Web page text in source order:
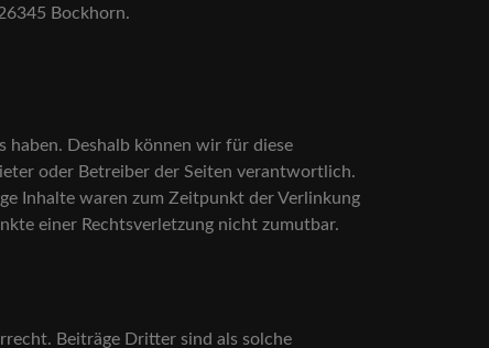
Bockhorn.
haben. Deshalb können wir für diese
oder Betreiber der Seiten verantwortlich.
Inhalte waren zum Zeitpunkt der Verlinkung
einer Rechtsverletzung nicht zumutbar.
Beiträge Dritter sind als solche